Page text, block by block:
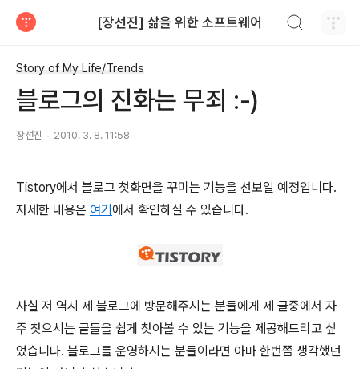
[장선진] 삶을 위한 소프트웨어
Story of My Life/Trends
블로그의 진화는 무죄 :-)
장선진 2010. 3. 8. 11:58
Tistory에서 블로그 첫화면을 꾸미는 기능을 선보일 예정입니다.
자세한 내용은 여기에서 확인하실 수 있습니다.
사실 저 역시 제 블로그에 방문해주시는 분들에게 제 글중에서 자
주 찾으시는 글들을 쉽게 찾아볼 수 있는 기능을 제공해드리고 싶
었습니다. 블로그를 운영하시는 분들이라면 아마 한번쯤 생각했던